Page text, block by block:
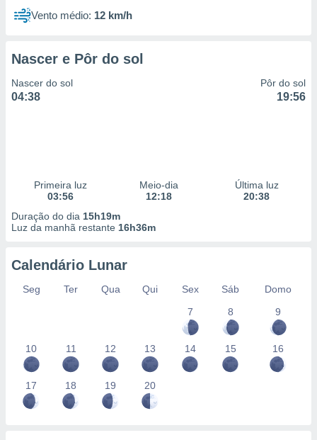
Vento médio: 12 km/h
Nascer e Pôr do sol
Nascer do sol
04:38
Pôr do sol
19:56
Primeira luz
03:56
Meio-dia
12:18
Última luz
20:38
Duração do dia 15h19m
Luz da manhã restante 16h36m
Calendário Lunar
Seg Ter Qua Qui Sex Sáb
Domo
7
8 9
10 11 12 13 14 15 16
17 18 19 20